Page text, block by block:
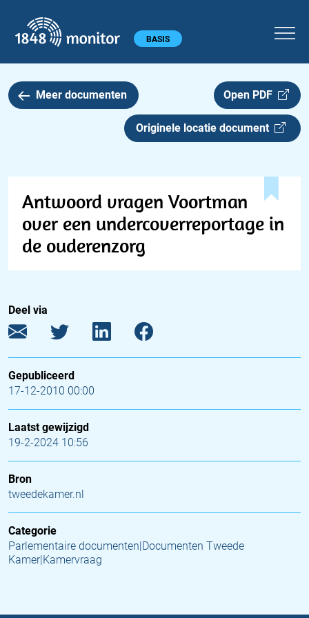
Hoofdmenu BASIS
Meer documenten Open PDF
Originele locatie document
Antwoord vragen Voortman
over een undercoverreportage in
de ouderenzorg
Deel via
Gepubliceerd
17-12-2010 00:00
Laatst gewijzigd
19-2-2024 10:56
Bron
tweedekamer.nl
Categorie
Parlementaire documenten|Documenten Tweede
Kamer|Kamervraag